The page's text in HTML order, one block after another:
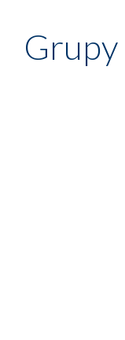
Grupy